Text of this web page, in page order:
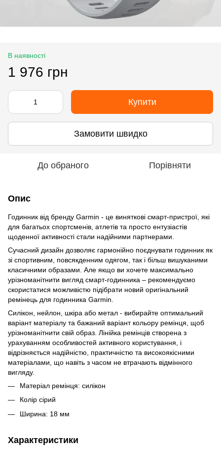
В наявності
1 976 грн
Купити
Замовити швидко
До обраного Порівняти
Опис
Годинник від бренду Garmin - це виняткові смарт-пристрої, які
для багатьох спортсменів, атлетів та просто ентузіастів
щоденної активності стали надійними партнерами.
Сучасний дизайн дозволяє гармонійно поєднувати годинник як
зі спортивним, повсякденним одягом, так і більш вишуканими
класичними образами. Але якщо ви хочете максимально
урізноманітнити вигляд смарт-годинника – рекомендуємо
скористатися можливістю підібрати новий оригінальний
ремінець для годинника Garmin.
Силікон, нейлон, шкіра або метал - вибирайте оптимальний
варіант матеріалу та бажаний варіант кольору ремінця, щоб
урізноманітнити свій образ. Лінійка ремінців створена з
урахуванням особливостей активного користування, і
відрізняється надійністю, практичністю та високоякісними
матеріалами, що навіть з часом не втрачають відмінного
вигляду.
Матеріал ремінця: силікон
Колір сірий
Ширина: 18 мм
Характеристики